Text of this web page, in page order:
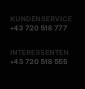
KUNDENSERVICE
+43 720 518 777
INTERESSENTEN
+43 720 518 555